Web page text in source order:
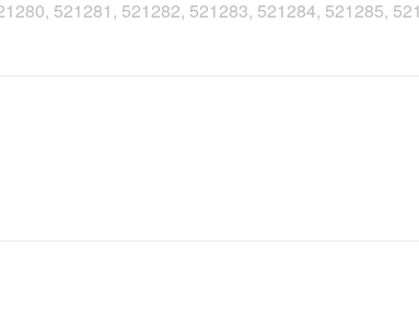
521281, 521282, 521283, 521284, 521285,